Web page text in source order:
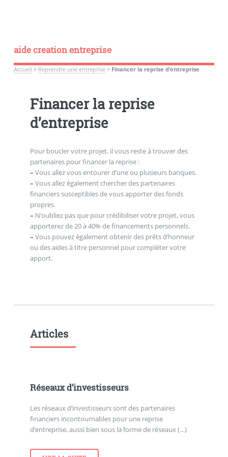
aide creation entreprise
Accueil > Reprendre une entreprise> Financer la reprise d’entreprise
Financer la reprise
d’entreprise
Pour boucler votre projet, il vous reste à trouver des
partenaires pour financer la reprise :
– Vous allez vous entourer d’une ou plusieurs banques.
– Vous allez également chercher des partenaires
financiers susceptibles de vous apporter des fonds
propres.
– N’oubliez pas que pour crédibiliser votre projet, vous
apporterez de 20 à 40% de financements personnels.
– Vous pouvez également obtenir des prêts d’honneur
ou des aides à titre personnel pour compléter votre
apport.
Articles
Réseaux d’investisseurs
Les réseaux d’investisseurs sont des partenaires
financiers incontournables pour une reprise
d’entreprise, aussi bien sous la forme de réseaux (…)